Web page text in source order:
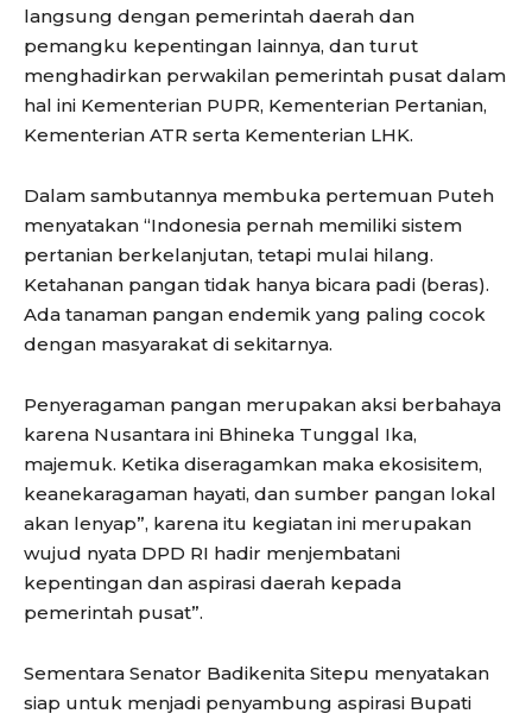
langsung dengan pemerintah daerah dan
pemangku kepentingan lainnya, dan turut
menghadirkan perwakilan pemerintah pusat dalam
hal ini Kementerian PUPR, Kementerian Pertanian,
Kementerian ATR serta Kementerian LHK.
Dalam sambutannya membuka pertemuan Puteh
menyatakan “Indonesia pernah memiliki sistem
pertanian berkelanjutan, tetapi mulai hilang.
Ketahanan pangan tidak hanya bicara padi (beras).
Ada tanaman pangan endemik yang paling cocok
dengan masyarakat di sekitarnya.
Penyeragaman pangan merupakan aksi berbahaya
karena Nusantara ini Bhineka Tunggal Ika,
majemuk. Ketika diseragamkan maka ekosisitem,
keanekaragaman hayati, dan sumber pangan lokal
akan lenyap”, karena itu kegiatan ini merupakan
wujud nyata DPD RI hadir menjembatani
kepentingan dan aspirasi daerah kepada
pemerintah pusat”.
Sementara Senator Badikenita Sitepu menyatakan
siap untuk menjadi penyambung aspirasi Bupati